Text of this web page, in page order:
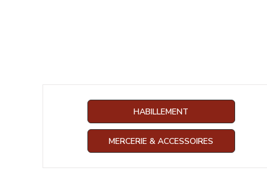
HABILLEMENT
MERCERIE & ACCESSOIRES